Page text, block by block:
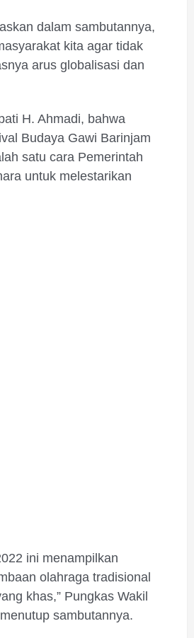
dalam sambutannya,
kita agar tidak
arus globalisasi dan
H. Ahmadi, bahwa
Budaya Gawi Barinjam
satu cara Pemerintah
untuk melestarikan
ini menampilkan
olahraga tradisional
khas,” Pungkas Wakil
sambutannya.